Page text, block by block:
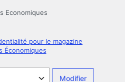
Economiques
pour le magazine
Économiques